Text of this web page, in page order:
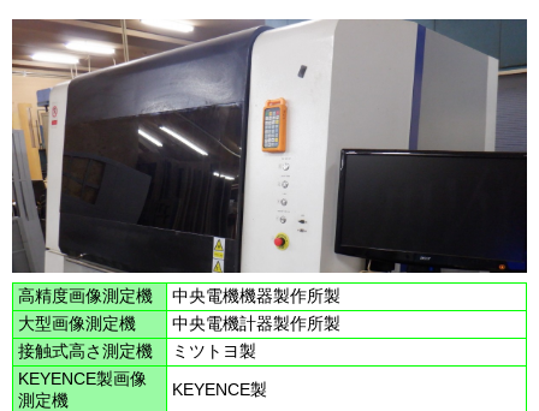
高精度画像測定機
中央電機機器製作所製
大型画像測定機
中央電機計器製作所製
接触式高さ測定機
ミツトヨ製
KEYENCE製画像
測定機
KEYENCE製